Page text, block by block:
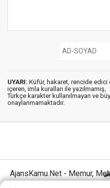
UYARI: Küfür, hakaret, rencide edici
içeren, imla kuralları ile yazılmamış,
Türkçe karakter kullanılmayan ve
onaylanmamaktadır.
AjansKamu.Net - Memur,